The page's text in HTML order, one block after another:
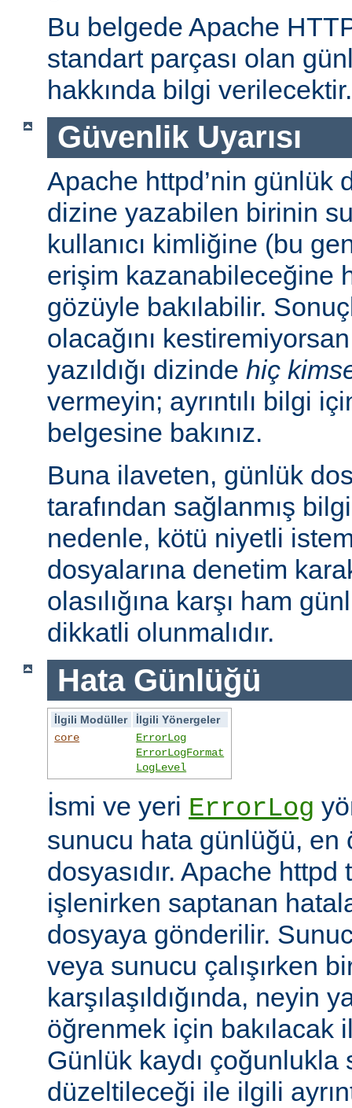
Bu belgede Apache
standart parçası olan
hakkında bilgi verilecektir.
Güvenlik Uyarısı
Apache httpd’nin günlük
dizine yazabilen birinin
kullanıcı kimliğine (bu
erişim kazanabileceğine
gözüyle bakılabilir.
olacağını
yazıldığı dizinde hiç
vermeyin; ayrıntılı bilgi
belgesine bakınız.
Buna ilaveten, günlük
tarafından sağlanmış
nedenle, kötü niyetli
dosyalarına denetim
olasılığına karşı ham
dikkatli olunmalıdır.
Hata Günlüğü
İlgili Modüller
İlgili Yönergeler
core
ErrorLog
ErrorLogFormat
LogLevel
İsmi ve yeri ErrorLog
sunucu hata günlüğü, en
dosyasıdır. Apache httpd
işlenirken saptanan
dosyaya gönderilir.
veya sunucu çalışırken
karşılaşıldığında, neyin
öğrenmek için bakılacak
Günlük kaydı çoğunlukla
düzeltileceği ile ilgili